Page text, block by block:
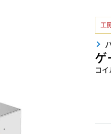
工
ゲ
コ